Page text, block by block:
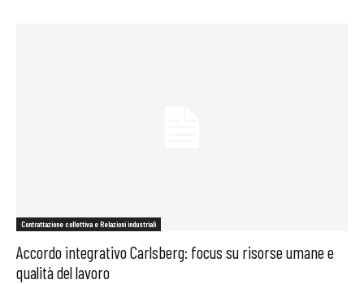
Contrattazione collettiva e Relazioni industriali
Accordo integrativo Carlsberg: focus su risorse umane e
qualità del lavoro